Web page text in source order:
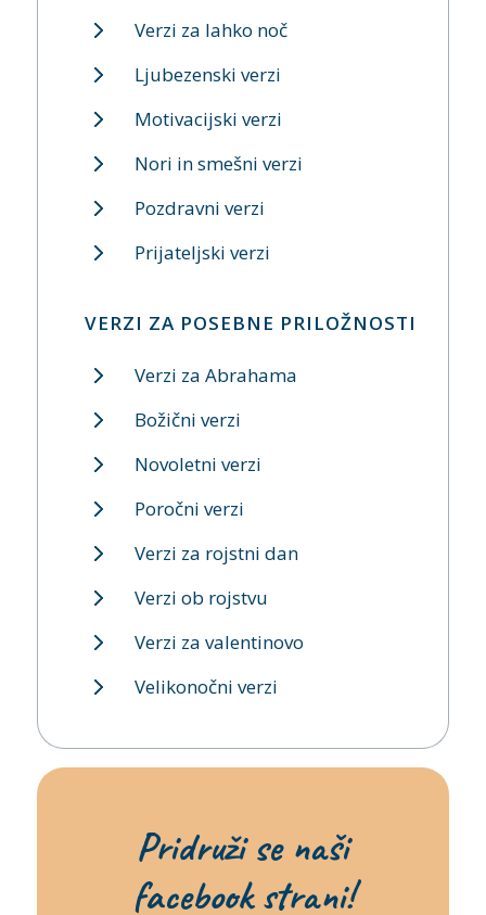
Verzi za lahko noč
Ljubezenski verzi
Motivacijski verzi
Nori in smešni verzi
Pozdravni verzi
Prijateljski verzi
VERZI ZA POSEBNE PRILOŽNOSTI
Verzi za Abrahama
Božični verzi
Novoletni verzi
Poročni verzi
Verzi za rojstni dan
Verzi ob rojstvu
Verzi za valentinovo
Velikonočni verzi
Pridruži se naši
facebook strani!